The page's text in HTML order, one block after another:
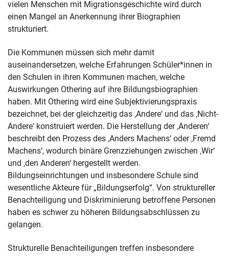
vielen Menschen mit Migrationsgeschichte wird durch
einen Mangel an Anerkennung ihrer Biographien
strukturiert.
Die Kommunen müssen sich mehr damit
auseinandersetzen, welche Erfahrungen Schüler*innen in
den Schulen in ihren Kommunen machen, welche
Auswirkungen Othering auf ihre Bildungsbiographien
haben. Mit Othering wird eine Subjektivierungspraxis
bezeichnet, bei der gleichzeitig das ‚Andere‘ und das ‚Nicht-
Andere‘ konstruiert werden. Die Herstellung der ‚Anderen‘
beschreibt den Prozess des ‚Anders Machens‘ oder ‚Fremd
Machens‘, wodurch binäre Grenzziehungen zwischen ‚Wir‘
und ‚den Anderen‘ hergestellt werden.
Bildungseinrichtungen und insbesondere Schule sind
wesentliche Akteure für „Bildungserfolg“. Von struktureller
Benachteiligung und Diskriminierung betroffene Personen
haben es schwer zu höheren Bildungsabschlüssen zu
gelangen.
Strukturelle Benachteiligungen treffen insbesondere